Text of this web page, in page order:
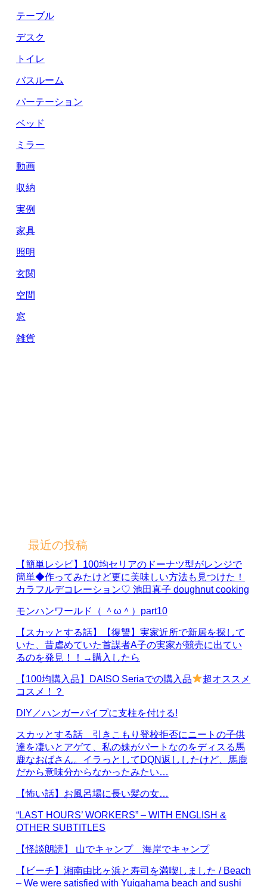
テーブル
デスク
トイレ
バスルーム
パーテーション
ベッド
ミラー
動画
収納
実例
家具
照明
玄関
空間
窓
雑貨
最近の投稿
【簡単レシピ】100均セリアのドーナツ型がレンジで
簡単◆作ってみたけど更に美味しい方法も見つけた！
カラフルデコレーション♡ 池田真子 doughnut cooking
モンハンワールド（ ＾ω＾）part10
【スカッとする話】【復讐】実家近所で新居を探して
いた、昔虐めていた首謀者A子の実家が競売に出てい
るのを発見！！→購入したら
【100均購入品】DAISO Seriaでの購入品
超オススメ
コスメ！？
DIY／ハンガーパイプに支柱を付ける!
スカッとする話 引きこもり登校拒否にニートの子供
達を凄いとアゲて、私の妹がパートなのをディスる馬
鹿なおばさん。イラっとしてDQN返ししたけど、馬鹿
だから意味分からなかったみたい…
【怖い話】お風呂場に長い髪の女…
“LAST HOURS’ WORKERS” – WITH ENGLISH &
OTHER SUBTITLES
【怪談朗読】 山でキャンプ 海岸でキャンプ
【ビーチ】湘南由比ヶ浜と寿司を満喫しました / Beach
– We were satisfied with Yuigahama beach and sushi